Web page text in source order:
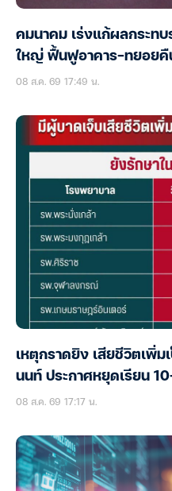
คมนาคม เร่งแก้ผลกระท
ใหญ่ ฟื้นฟูอาคาร-ทยอยคื
08 ส.ค. 69 17:49 น.
เหตุกราดยิง เสียชีวิตเพิ่ม
นนท์ ประกาศหยุดเรียน
08 ส.ค. 69 17:17 น.